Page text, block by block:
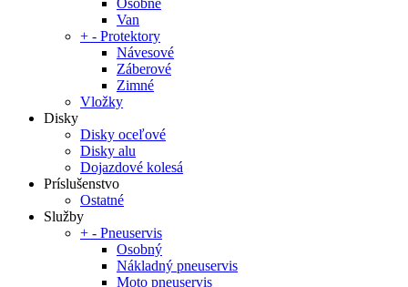
Osobné
Van
+ - Protektory
Návesové
Záberové
Zimné
Vložky
Disky
Disky oceľové
Disky alu
Dojazdové kolesá
Príslušenstvo
Ostatné
Služby
+ - Pneuservis
Osobný
Nákladný pneuservis
Moto pneuservis